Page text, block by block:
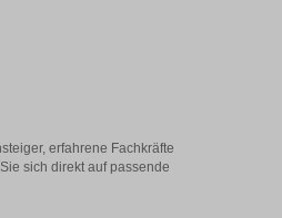
erfahrene Fachkräfte
sich direkt auf passende